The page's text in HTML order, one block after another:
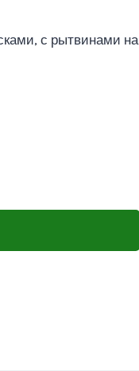
с рытвинами на